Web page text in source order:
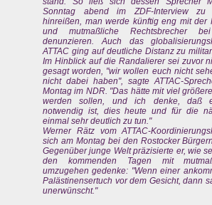
Sonntag abend im ZDF-Interview zu
hinreißen, man werde künftig eng mit der
und mutmaßliche Rechtsbrecher
denunzieren. Auch das
ATTAC ging auf deutliche Distanz zu
Im Hinblick auf die Randalierer sei zuvor
gesagt worden, "wir wollen euch nicht
nicht dabei haben", sagte ATTAC-
Montag im NDR. "Das hätte mit viel
werden sollen, und ich denke, daß
notwendig ist, dies heute und für die
einmal sehr deutlich zu tun."
Werner Rätz vom ATTAC-
sich am Montag bei den Rostocker
Gegenüber junge Welt präzisierte er, wie
den kommenden Tagen mit
umzugehen gedenke: "Wenn einer
Palästinensertuch vor dem Gesicht, dann
unerwünscht."